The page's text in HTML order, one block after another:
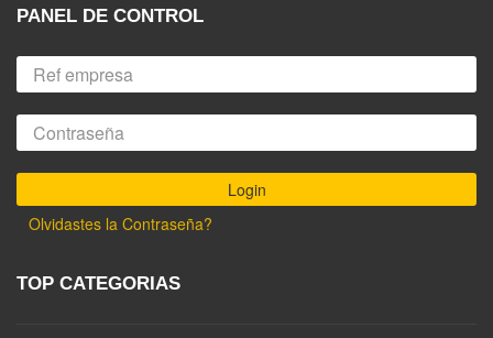
PANEL DE CONTROL
Olvidastes la Contraseña?
TOP CATEGORIAS